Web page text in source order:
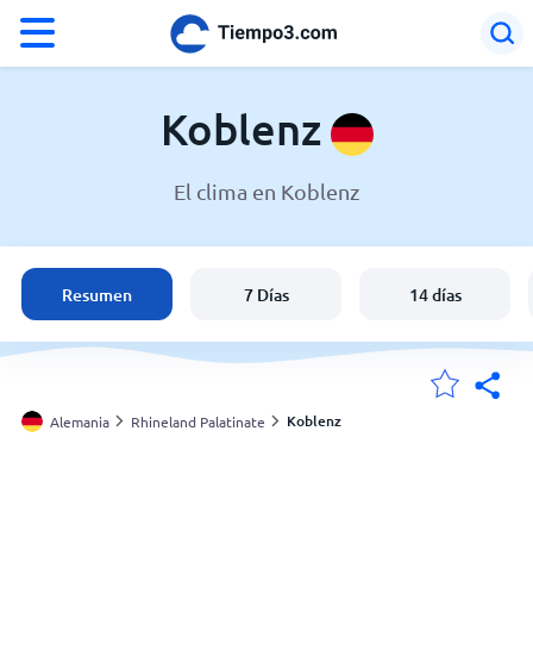
El clima en Koblenz
Alemania
España
Argentina
Koblenz
El clima en Koblenz
Resumen 7 Días 14 días
Alemania Rhineland Palatinate Koblenz